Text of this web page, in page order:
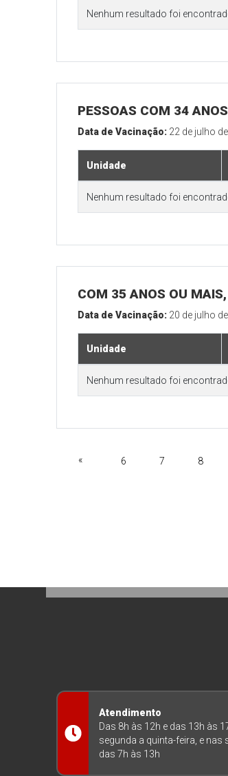
Nenhum resultado foi
PESSOAS COM 34
Data de Vacinação: 22 de julho
Unidade
Nenhum resultado foi
COM 35 ANOS OU
Data de Vacinação: 20 de julho
Unidade
Nenhum resultado foi
« 6 7 8
Atendimento
Das 8h às 12h e das 13h às
segunda a quinta-feira, e nas
das 7h às 13h